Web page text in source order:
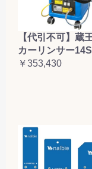
【代引不可】蔵
カーリンサー
￥353,430